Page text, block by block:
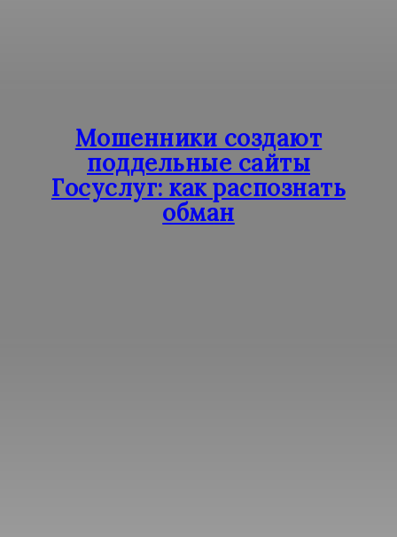
Мошенники создают
поддельные сайты
Госуслуг: как распознать
обман